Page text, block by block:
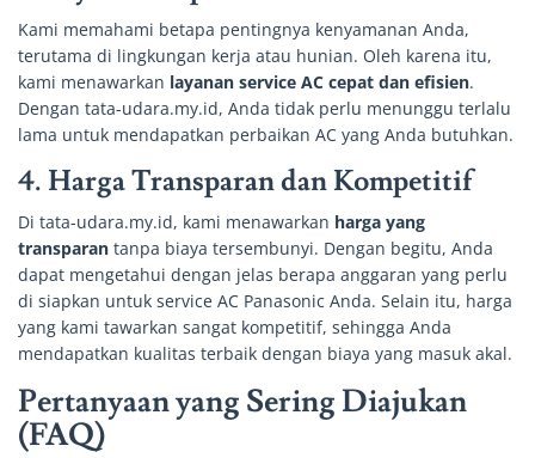
Kami memahami betapa pentingnya kenyamanan Anda,
terutama di lingkungan kerja atau hunian. Oleh karena itu,
kami menawarkan layanan service AC cepat dan efisien.
Dengan tata-udara.my.id, Anda tidak perlu menunggu terlalu
lama untuk mendapatkan perbaikan AC yang Anda butuhkan.
4. Harga Transparan dan Kompetitif
Di tata-udara.my.id, kami menawarkan harga yang
transparan tanpa biaya tersembunyi. Dengan begitu, Anda
dapat mengetahui dengan jelas berapa anggaran yang perlu
di siapkan untuk service AC Panasonic Anda. Selain itu, harga
yang kami tawarkan sangat kompetitif, sehingga Anda
mendapatkan kualitas terbaik dengan biaya yang masuk akal.
Pertanyaan yang Sering Diajukan
(FAQ)